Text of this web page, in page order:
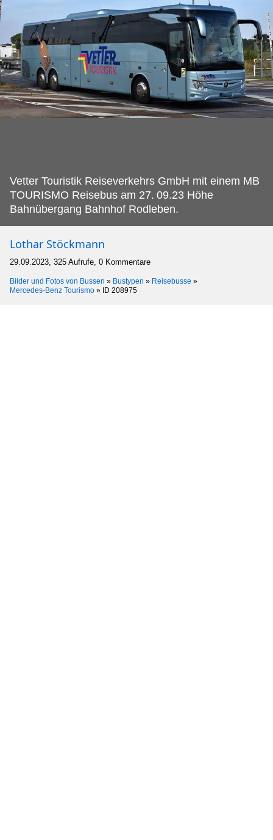
Vetter Touristik Reiseverkehrs GmbH mit einem MB
TOURISMO Reisebus am 27. 09.23 Höhe
Bahnübergang Bahnhof Rodleben.
Lothar Stöckmann
29.09.2023, 325 Aufrufe, 0 Kommentare
Bilder und Fotos von Bussen » Bustypen » Reisebusse »
Mercedes-Benz Tourismo » ID 208975